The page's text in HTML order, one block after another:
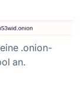
.onion-
an.